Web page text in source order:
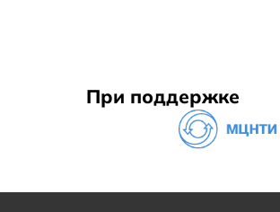
При поддержке